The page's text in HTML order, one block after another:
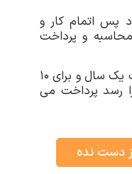
پس اتمام کار و
و پرداخت
سود معرف حداکثر به مدت یک سال و برای ۱۰
رسد پرداخت می
دست نده